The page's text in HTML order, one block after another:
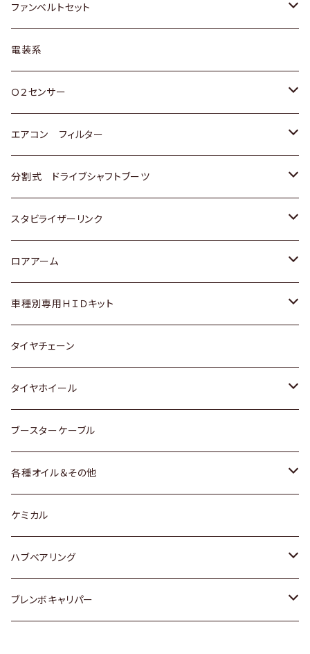
スバル
日野
マツダ
三菱
スバル
マツダ
ダイハツ
マツダ
三菱
スバル
スズキ
日産
ダイハツ
マツダ
三菱
スバル
トヨタ
スズキ
ダイハツ
三菱
スバル
ファンベルトセット
トヨタ
ホンダ
スズキ
日産
いすゞ
ダイハツ
マツダ
三菱
スバル
レクサス
電装系
Ｏ２センサー
トヨタ
ホンダ
スズキ
日産
ダイハツ
マツダ
三菱
スバル
エアコン フィルター
トヨタ
ホンダ
スズキ
日産
いすゞ
ダイハツ
マツダ
三菱
スバル
分割式 ドライブシャフトブーツ
トヨタ
ホンダ
スズキ
日産
ダイハツ
スバル
スタビライザーリンク
トヨタ
ホンダ
スズキ
日産
ダイハツ
マツダ
ロアアーム
ホンダ
スズキ
日産
ダイハツ
マツダ
スバル
車種別専用ＨＩＤキット
トヨタ
マツダ
タイヤチェーン
タイヤホイール
トヨタ
ホンダ
スズキ
日産
ダイハツ
ブースターケーブル
各種オイル＆その他
ディーデル洗浄添加剤
ケミカル
ハブベアリング
トヨタ
ブレンボキャリパー